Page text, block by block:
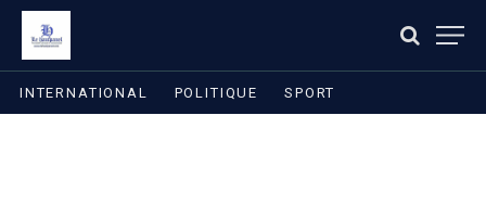
INTERNATIONAL POLITIQUE SPORT